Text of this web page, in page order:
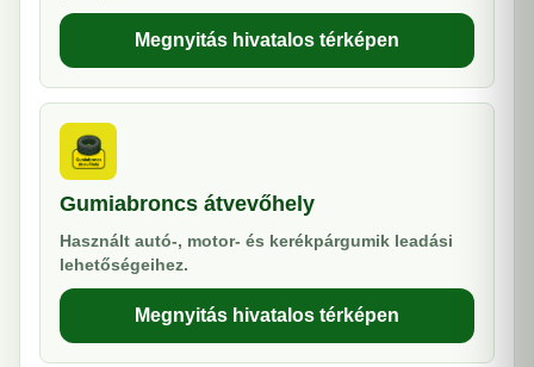
Megnyitás hivatalos térképen
Gumiabroncs átvevőhely
Használt autó-, motor- és kerékpárgumik leadási
lehetőségeihez.
Megnyitás hivatalos térképen